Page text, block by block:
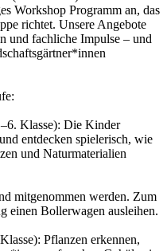
Workshop Programm an, das
richtet. Unsere Angebote
und fachliche Impulse – und
Klasse): Die Kinder
entdecken spielerisch, wie
und Naturmaterialien
mitgenommen werden. Zum
einen Bollerwagen ausleihen.
Pflanzen erkennen,